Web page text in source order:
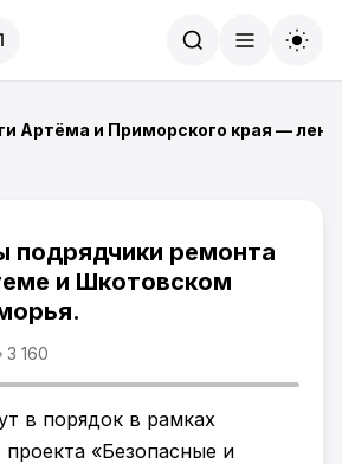
Артёма и Приморского края —
подрядчики ремонта
и Шкотовском
160
в порядок в рамках
проекта «Безопасные и